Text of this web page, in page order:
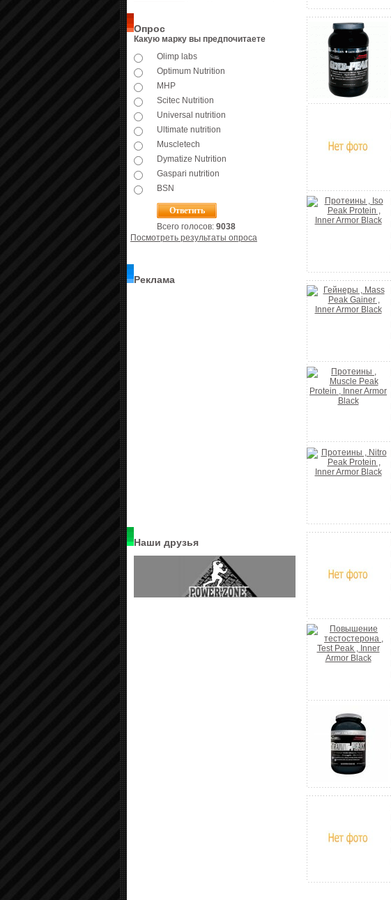
Опрос
Какую марку вы предпочитаете
Olimp labs
Optimum Nutrition
MHP
Scitec Nutrition
Universal nutrition
Ultimate nutrition
Muscletech
Dymatize Nutrition
Gaspari nutrition
BSN
Всего голосов: 9038
Посмотреть результаты опроса
Реклама
Наши друзья